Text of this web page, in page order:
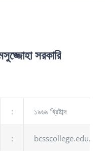
সরকারি
: ১৯৬৯ খ্রিষ্টাব্দ
: bcsscollege.edu.bd